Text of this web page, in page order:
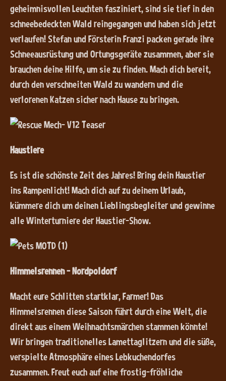
geheimnisvollen Leuchten fasziniert, sind sie tief in den
schneebedeckten Wald reingegangen und haben sich jetzt
verlaufen! Stefan und Försterin Franzi packen gerade ihre
Schneeausrüstung und Ortungsgeräte zusammen, aber sie
brauchen deine Hilfe, um sie zu finden. Mach dich bereit,
durch den verschneiten Wald zu wandern und die
verlorenen Katzen sicher nach Hause zu bringen.
Haustiere
Es ist die schönste Zeit des Jahres! Bring dein Haustier
ins Rampenlicht! Mach dich auf zu deinem Urlaub,
kümmere dich um deinen Lieblingsbegleiter und gewinne
alle Winterturniere der Haustier-Show.
Himmelsrennen – Nordpoldorf
Macht eure Schlitten startklar, Farmer! Das
Himmelsrennen diese Saison führt durch eine Welt, die
direkt aus einem Weihnachtsmärchen stammen könnte!
Wir bringen traditionelles Lamettaglitzern und die süße,
verspielte Atmosphäre eines Lebkuchendorfes
zusammen. Freut euch auf eine frostig-fröhliche